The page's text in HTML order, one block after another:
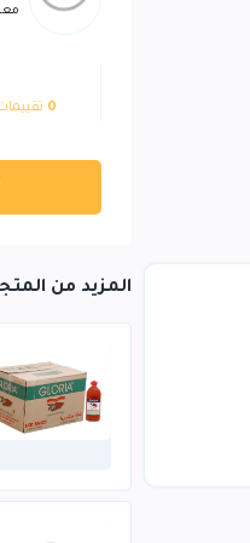
0
المزيد من